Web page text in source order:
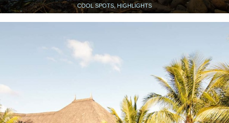
COOL SPOTS, HIGHLIGHTS